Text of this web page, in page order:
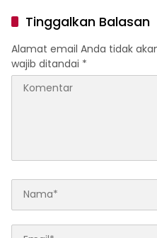
Tinggalkan Balasan
Alamat email Anda tidak
wajib ditandai *